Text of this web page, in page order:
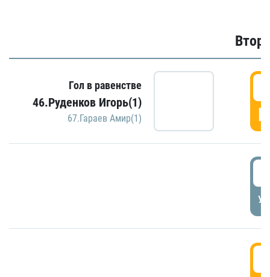
Гол в равенстве
46.Руденков Игорь(1)
67.Гараев Амир(1)